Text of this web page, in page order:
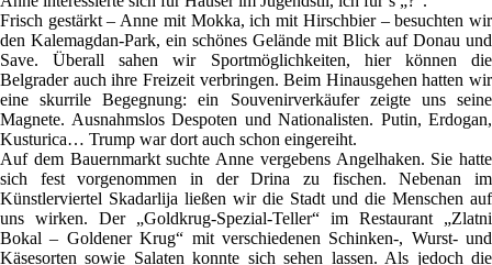
Frisch gestärkt – Anne mit Mokka, ich mit Hirschbier – besuchten wir
den Kalemagdan-Park, ein schönes Gelände mit Blick auf Donau und
Save. Überall sahen wir Sportmöglichkeiten, hier können die
Belgrader auch ihre Freizeit verbringen. Beim Hinausgehen hatten wir
eine skurrile Begegnung: ein Souvenirverkäufer zeigte uns seine
Magnete. Ausnahmslos Despoten und Nationalisten. Putin, Erdogan,
Kusturica… Trump war dort auch schon eingereiht.
Auf dem Bauernmarkt suchte Anne vergebens Angelhaken. Sie hatte
sich fest vorgenommen in der Drina zu fischen. Nebenan im
Künstlerviertel Skadarlija ließen wir die Stadt und die Menschen auf
uns wirken. Der „Goldkrug-Spezial-Teller“ im Restaurant „Zlatni
Bokal – Goldener Krug“ mit verschiedenen Schinken-, Wurst- und
Käsesorten sowie Salaten konnte sich sehen lassen. Als jedoch die